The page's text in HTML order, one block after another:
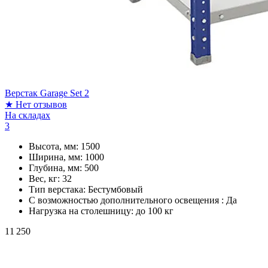
Верстак Garage Set 2
★ Нет отзывов
На складах
3
Высота, мм: 1500
Ширина, мм: 1000
Глубина, мм: 500
Вес, кг: 32
Тип верстака: Бестумбовый
С возможностью дополнительного освещения : Да
Нагрузка на столешницу: до 100 кг
11 250